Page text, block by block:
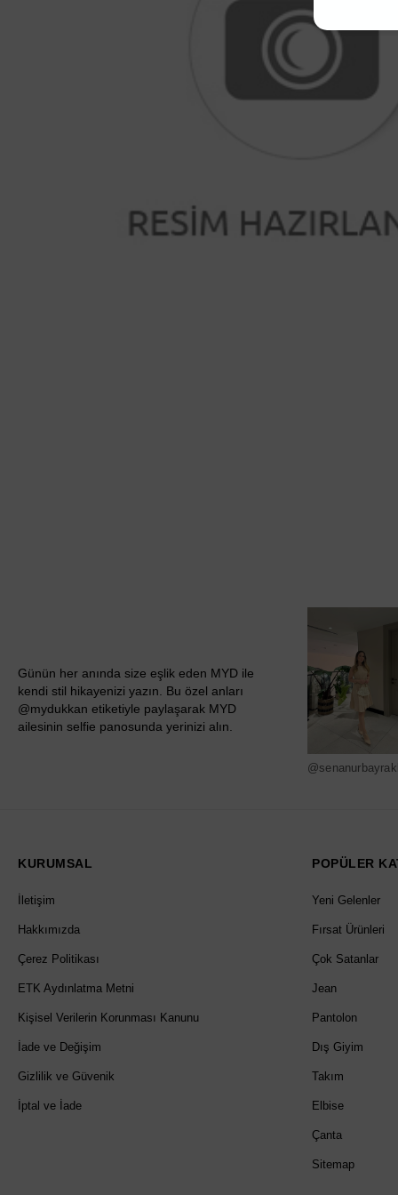
Günün her anında size eşlik eden MYD ile
kendi stil hikayenizi yazın. Bu özel anları
@mydukkan etiketiyle paylaşarak MYD
ailesinin selfie panosunda yerinizi alın.
KURUMSAL
İletişim
Hakkımızda
Çerez Politikası
ETK Aydınlatma Metni
Kişisel Verilerin Korunması Kanunu
İade ve Değişim
Gizlilik ve Güvenik
İptal ve İade
POPÜLER
Yeni Gelenler
Fırsat Ürünleri
Çok Satanlar
Jean
Pantolon
Dış Giyim
Takım
Elbise
Çanta
Sitemap